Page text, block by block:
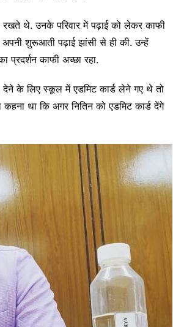
रखते थे. उनके परिवार में पढ़ाई को लेकर काफी
अपनी शुरूआती पढ़ाई झांसी से ही की. उन्हें
प्रदर्शन काफी अच्छा रहा.
देने के लिए स्कूल में एडमिट कार्ड लेने गए थे तो
था कि अगर नितिन को एडमिट कार्ड देंगे